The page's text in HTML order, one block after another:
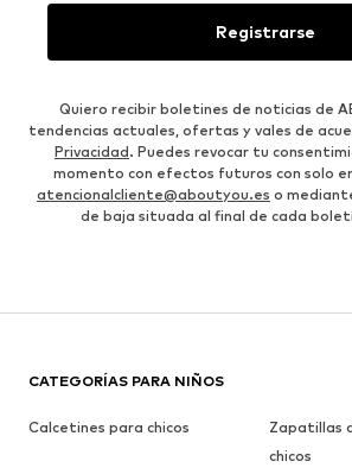
Registrarse
Quiero recibir boletines de noticias de
tendencias actuales, ofertas y vales de
Privacidad. Puedes revocar tu
momento con efectos futuros con solo
atencionalcliente@aboutyou.es o
de baja situada al final de cada
CATEGORÍAS PARA NIÑOS
Calcetines para chicos
Zapatillas
chicos